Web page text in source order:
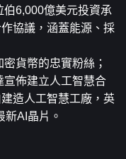
6,000億美元投資承
協議，涵蓋能源、採
貨幣的忠實粉絲；
佈建立人工智慧合
造人工智慧工廠，英
AI晶片。